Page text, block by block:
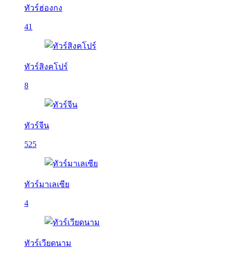
ทัวร์ฮ่องกง
41
ทัวร์สิงคโปร์
8
ทัวร์จีน
525
ทัวร์มาเลเซีย
4
ทัวร์เวียดนาม